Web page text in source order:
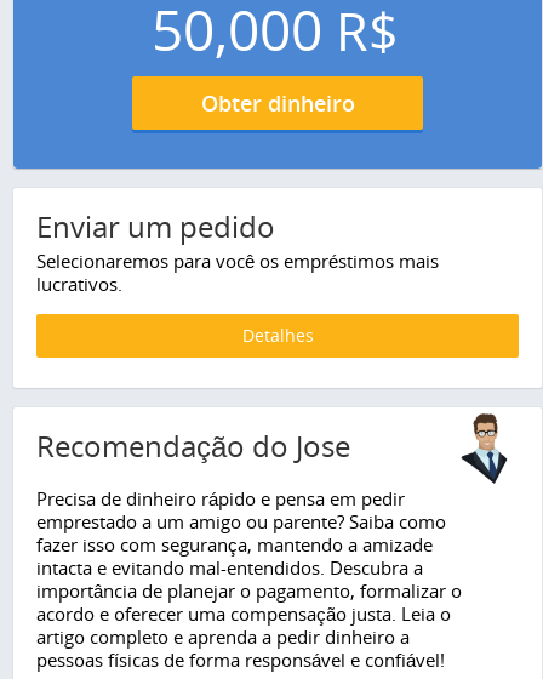
50,000 R$
Obter dinheiro
Enviar um pedido
Selecionaremos para você os empréstimos mais
lucrativos.
Detalhes
Recomendação do Jose
Precisa de dinheiro rápido e pensa em pedir
emprestado a um amigo ou parente? Saiba como
fazer isso com segurança, mantendo a amizade
intacta e evitando mal-entendidos. Descubra a
importância de planejar o pagamento, formalizar o
acordo e oferecer uma compensação justa. Leia o
artigo completo e aprenda a pedir dinheiro a
pessoas físicas de forma responsável e confiável!